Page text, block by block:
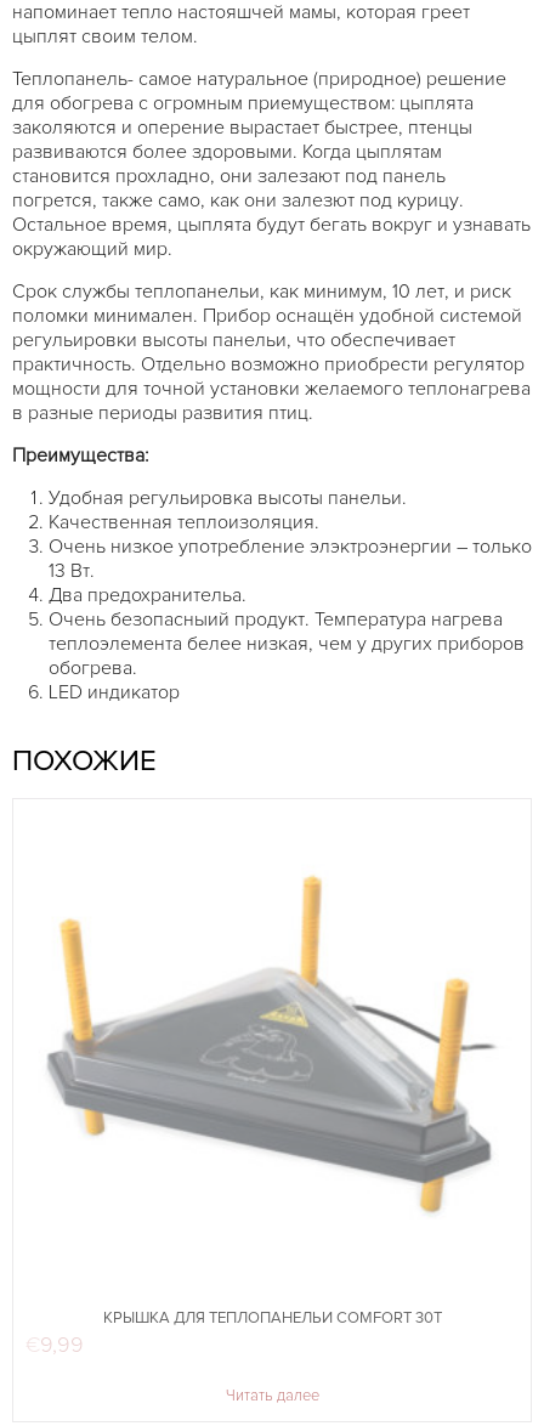
напоминает тепло настояшчей мамы, которая греет
цыплят своим телом.
Теплопанель- самое натуральное (природное) решение
для обогрева с огромным приемуществом: цыплята
заколяются и оперение вырастает быстрее, птенцы
развиваются бoлее здоровыми. Когда цыплятам
становится прохладно, они залезают под панель
погрется, также само, как они залезют под курицу.
Остальное время, цыплята будут бегать вокруг и узнавать
окружающий мир.
Срок службы теплопанельи, как минимум, 10 лет, и риск
поломки минимален. Прибор оснащён удобной системой
регульировки высоты панельи, что обеспечивает
практичность. Отдельно возможно приобрести регулятор
мощности для точной установки желаемого теплонагрева
в разные периоды развития птиц.
Преимущества:
Удобная регульировка высоты панельи.
Качественная теплоизоляция.
Очень низкое употребление элэктроэнергии – только
13 Вт.
Два предохранительа.
Очень безопасныий продукт. Температура нагрева
теплоэлемента белее низкая, чем у других приборов
обогрева.
LED индикатор
ПОХОЖИЕ
КРЫШКА ДЛЯ ТЕПЛОПАНЕЛЬИ COMFORT 30T
€9,99
Читать далее